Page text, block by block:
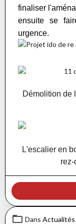
finaliser
ensuite se
urgence.
Démolition de
L'escalier en
Dans Actualités